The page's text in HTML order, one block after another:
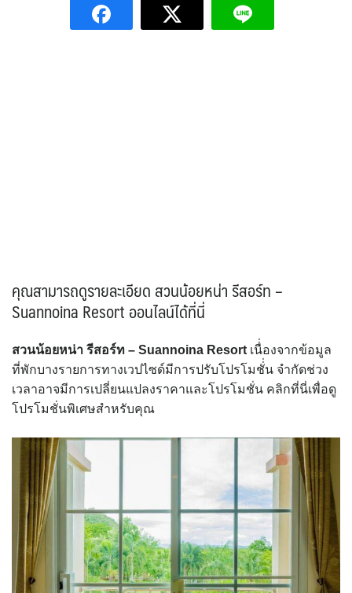
คุณสามารถดูรายละเอียด สวนน้อยหน่า รีสอร์ท –
Suannoina Resort ออนไลน์ได้ที่นี่
สวนน้อยหน่า รีสอร์ท – Suannoina Resort เนื่่องจากข้อมูล
ที่พักบางรายการทางเวปไซด์มีการปรับโปรโมชั่่น จำกัดช่วง
เวลาอาจมีการเปลี่ยนแปลงราคาและโปรโมชั่น คลิกที่นี่เพื่อดู
โปรโมชั่นพิเศษสำหรับคุณ